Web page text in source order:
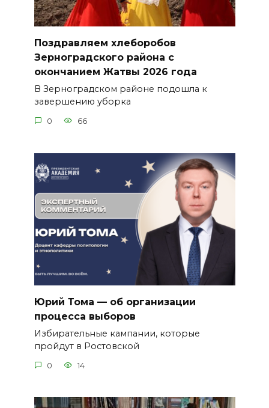
Поздравляем хлеборобов
Зерноградского района с
окончанием Жатвы 2026 года
В Зерноградском районе подошла к
завершению уборка
0 66
Юрий Тома — об организации
процесса выборов
Избирательные кампании, которые
пройдут в Ростовской
0 14